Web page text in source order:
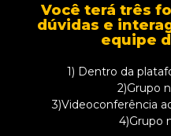
Você terá três
dúvidas e
equipe
1) Dentro da
2)Grupo
3)Videoconferência
4)Grupo